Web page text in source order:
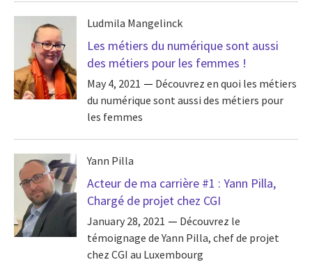
Ludmila Mangelinck
Les métiers du numérique sont aussi
des métiers pour les femmes !
May 4, 2021
Découvrez en quoi les métiers
du numérique sont aussi des métiers pour
les femmes
Yann Pilla
Acteur de ma carrière #1 : Yann Pilla,
Chargé de projet chez CGI
January 28, 2021
Découvrez le
témoignage de Yann Pilla, chef de projet
chez CGI au Luxembourg